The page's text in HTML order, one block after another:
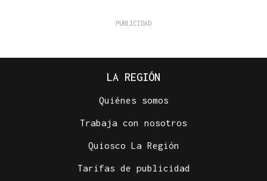
LA REGIÓN
Quiénes somos
Trabaja con nosotros
Quiosco La Región
Tarifas de publicidad